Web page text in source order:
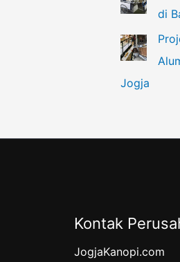
di
Jogja
Kontak
JogjaKanopi.com